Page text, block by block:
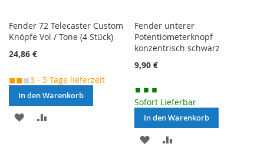
Fender 72 Telecaster Custom
Knöpfe Vol / Tone (4 Stück)
24,86 €
◼◼◼3 - 5 Tage lieferzeit
In den Warenkorb
MERKEN
Fender unterer
Potentiometerknopf
konzentrisch schwarz
9,90 €
Sofort Lieferbar
In den Warenkorb
MERKEN